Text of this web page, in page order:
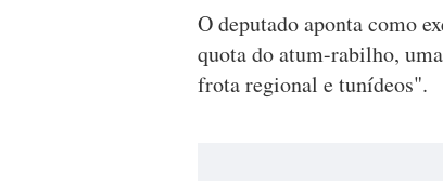
O deputado aponta como
quota do atum-rabilho,
frota regional e tunídeos".